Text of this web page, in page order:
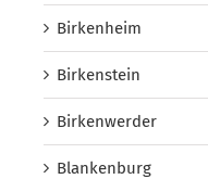
Birkenheim
Birkenstein
Birkenwerder
Blankenburg